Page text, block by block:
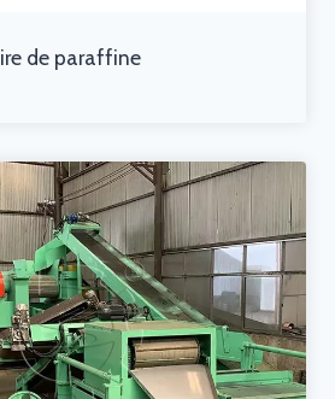
de paraffine